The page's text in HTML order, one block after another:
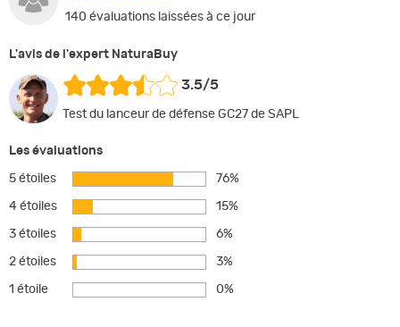
140 évaluations laissées à ce jour
L'avis de l'expert NaturaBuy
3.5/5
Test du lanceur de défense GC27 de SAPL
Les évaluations
5 étoiles 76%
4 étoiles 15%
3 étoiles 6%
2 étoiles 3%
1 étoile 0%